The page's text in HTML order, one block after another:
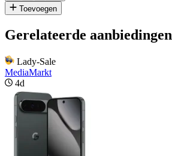
Toevoegen
Gerelateerde aanbiedingen
Lady-Sale
MediaMarkt
4d